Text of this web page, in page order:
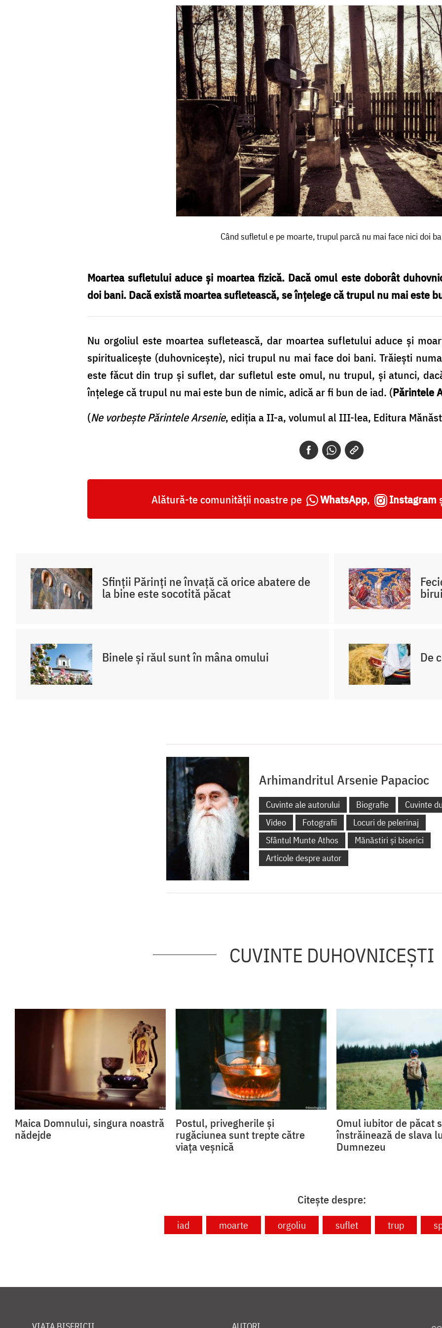
Când sufletul e pe moarte, trupul parcă nu mai face nici doi
Moartea sufletului aduce şi moartea fizică. Dacă omul este doborât
doi bani. Dacă există moartea sufletească, se înţelege că trupul nu mai este
Nu orgoliul este moartea sufletească, dar moartea sufletului aduce şi
spiritualiceşte (duhovnicește), nici trupul nu mai face doi bani. Trăieşti
este făcut din trup şi suflet, dar sufletul este omul, nu trupul, şi atunci,
înţelege că trupul nu mai este bun de nimic, adică ar fi bun de iad. (Părintele
(Ne vorbește Părintele Arsenie, ediția a II-a, volumul al III-lea, Editura
Alătură-te comunității noastre pe WhatsApp, Instagram
Sfinții Părinți ne învață că orice abatere de
la bine este socotită păcat
Binele și răul sunt în mâna omului De
Arhimandritul Arsenie Papacioc
Cuvinte ale autorului Biografie
Cuvinte
Video
Fotografii
Locuri de pelerinaj
Sfântul Munte Athos
Mănăstiri și biserici
Articole despre autor
CUVINTE DUHOVNICEȘTI
Maica Domnului, singura noastră
nădejde
Postul, privegherile și
rugăciunea sunt trepte către
viața veșnică
Omul iubitor de păcat
înstrăinează de slava
Dumnezeu
Citește despre:
iad moarte orgoliu suflet trup